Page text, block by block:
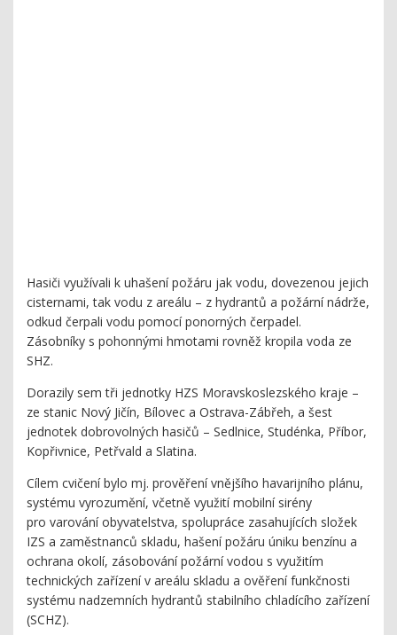
Hasiči využívali k uhašení požáru jak vodu, dovezenou jejich
cisternami, tak vodu z areálu – z hydrantů a požární nádrže,
odkud čerpali vodu pomocí ponorných čerpadel.
Zásobníky s pohonnými hmotami rovněž kropila voda ze
SHZ.
Dorazily sem tři jednotky HZS Moravskoslezského kraje –
ze stanic Nový Jičín, Bílovec a Ostrava-Zábřeh, a šest
jednotek dobrovolných hasičů – Sedlnice, Studénka, Příbor,
Kopřivnice, Petřvald a Slatina.
Cílem cvičení bylo mj. prověření vnějšího havarijního plánu,
systému vyrozumění, včetně využití mobilní sirény
pro varování obyvatelstva, spolupráce zasahujících složek
IZS a zaměstnanců skladu, hašení požáru úniku benzínu a
ochrana okolí, zásobování požární vodou s využitím
technických zařízení v areálu skladu a ověření funkčnosti
systému nadzemních hydrantů stabilního chladícího zařízení
(SCHZ).